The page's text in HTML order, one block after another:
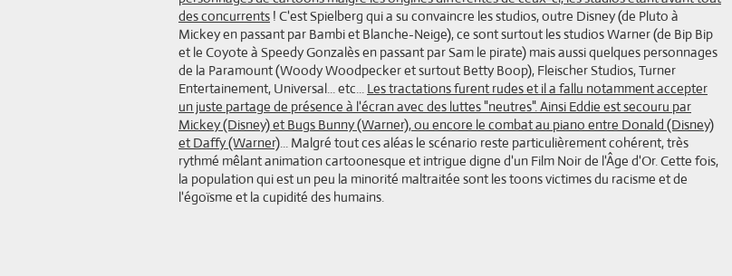
des concurrents ! C'est Spielberg qui a su convaincre les studios, outre Disney (de Pluto à
Mickey en passant par Bambi et Blanche-Neige), ce sont surtout les studios Warner (de Bip Bip
et le Coyote à Speedy Gonzalès en passant par Sam le pirate) mais aussi quelques personnages
de la Paramount (Woody Woodpecker et surtout Betty Boop), Fleischer Studios, Turner
Entertainement, Universal... etc... Les tractations furent rudes et il a fallu notamment accepter
un juste partage de présence à l'écran avec des luttes "neutres". Ainsi Eddie est secouru par
Mickey (Disney) et Bugs Bunny (Warner), ou encore le combat au piano entre Donald (Disney)
et Daffy (Warner)... Malgré tout ces aléas le scénario reste particulièrement cohérent, très
rythmé mêlant animation cartoonesque et intrigue digne d'un Film Noir de l'Âge d'Or. Cette fois,
la population qui est un peu la minorité maltraitée sont les toons victimes du racisme et de
l'égoïsme et la cupidité des humains.